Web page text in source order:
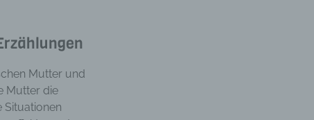
Mutter und
Mutter die
Situationen
oder andere Stelle, die allein oder
Sind die Zwecke und Mittel dieser
oder das Recht der Mitgliedstaaten
beziehungsweise können die bestimmten